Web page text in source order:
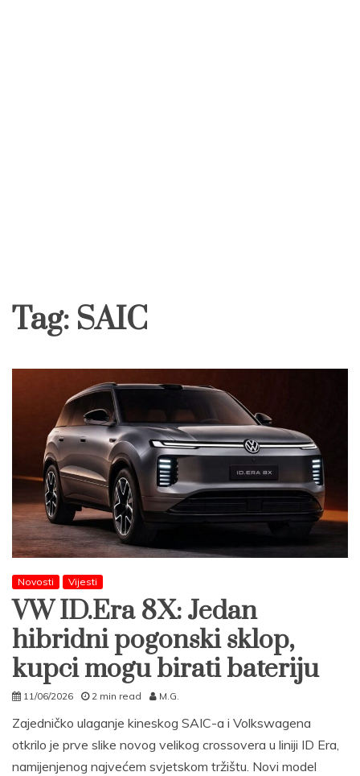
Tag: SAIC
Novosti Vijesti
VW ID.Era 8X: Jedan
hibridni pogonski sklop,
kupci mogu birati bateriju
11/06/2026 2 min read M.G.
Zajedničko ulaganje kineskog SAIC-a i Volkswagena
otkrilo je prve slike novog velikog crossovera u liniji ID Era,
namijenjenog najvećem svjetskom tržištu. Novi model